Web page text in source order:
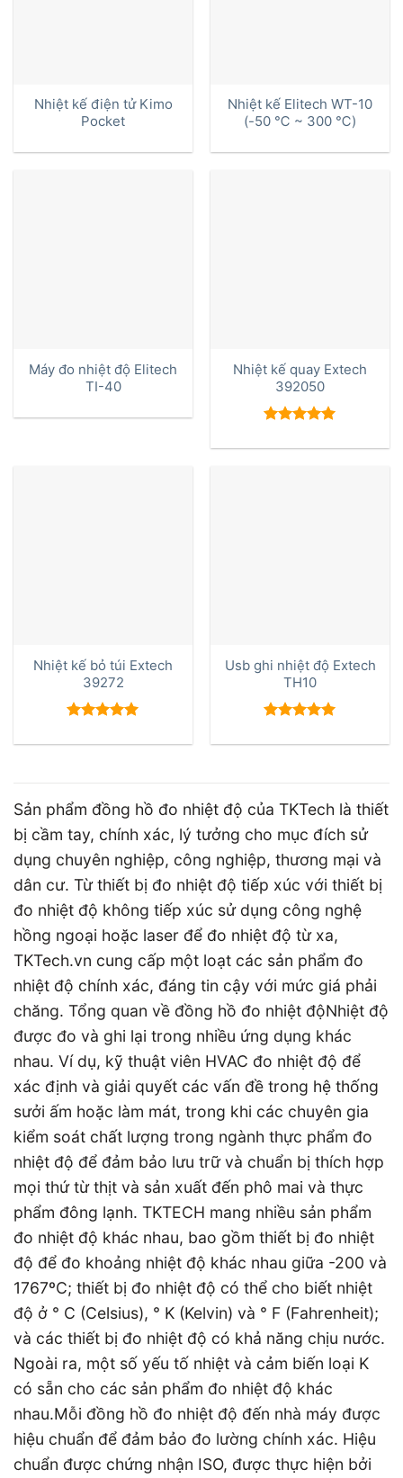
Nhiệt kế điện tử Kimo
Pocket
Nhiệt kế Elitech WT-10
(-50 ℃ ~ 300 ℃)
Máy đo nhiệt độ Elitech
TI-40
Nhiệt kế quay Extech
392050
hạng5.00
Nhiệt kế bỏ túi Extech
39272
hạng5.00
Usb ghi nhiệt độ Extech
TH10
hạng5.00
Sản phẩm đồng hồ đo nhiệt độ của TKTech là thiết
bị cầm tay, chính xác, lý tưởng cho mục đích sử
dụng chuyên nghiệp, công nghiệp, thương mại và
dân cư. Từ thiết bị đo nhiệt độ tiếp xúc với thiết bị
đo nhiệt độ không tiếp xúc sử dụng công nghệ
hồng ngoại hoặc laser để đo nhiệt độ từ xa,
TKTech.vn cung cấp một loạt các sản phẩm đo
nhiệt độ chính xác, đáng tin cậy với mức giá phải
chăng. Tổng quan về đồng hồ đo nhiệt độNhiệt độ
được đo và ghi lại trong nhiều ứng dụng khác
nhau. Ví dụ, kỹ thuật viên HVAC đo nhiệt độ để
xác định và giải quyết các vấn đề trong hệ thống
sưởi ấm hoặc làm mát, trong khi các chuyên gia
kiểm soát chất lượng trong ngành thực phẩm đo
nhiệt độ để đảm bảo lưu trữ và chuẩn bị thích hợp
mọi thứ từ thịt và sản xuất đến phô mai và thực
phẩm đông lạnh. TKTECH mang nhiều sản phẩm
đo nhiệt độ khác nhau, bao gồm thiết bị đo nhiệt
độ để đo khoảng nhiệt độ khác nhau giữa -200 và
1767ºC; thiết bị đo nhiệt độ có thể cho biết nhiệt
độ ở ° C (Celsius), ° K (Kelvin) và ° F (Fahrenheit);
và các thiết bị đo nhiệt độ có khả năng chịu nước.
Ngoài ra, một số yếu tố nhiệt và cảm biến loại K
có sẵn cho các sản phẩm đo nhiệt độ khác
nhau.Mỗi đồng hồ đo nhiệt độ đến nhà máy được
hiệu chuẩn để đảm bảo đo lường chính xác. Hiệu
chuẩn được chứng nhận ISO, được thực hiện bởi